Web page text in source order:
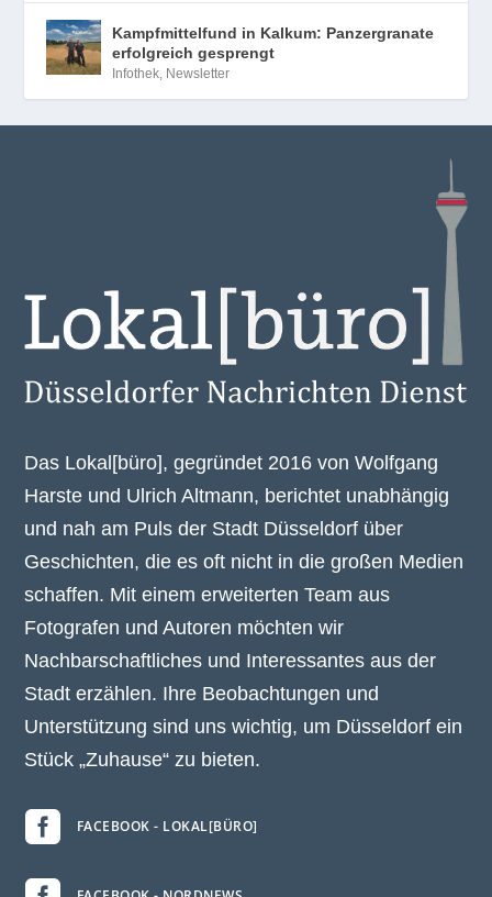
Kampfmittelfund in Kalkum: Panzergranate
erfolgreich gesprengt
Infothek, Newsletter
Das Lokal[büro], gegründet 2016 von Wolfgang
Harste und Ulrich Altmann, berichtet unabhängig
und nah am Puls der Stadt Düsseldorf über
Geschichten, die es oft nicht in die großen Medien
schaffen. Mit einem erweiterten Team aus
Fotografen und Autoren möchten wir
Nachbarschaftliches und Interessantes aus der
Stadt erzählen. Ihre Beobachtungen und
Unterstützung sind uns wichtig, um Düsseldorf ein
Stück „Zuhause“ zu bieten.
 FACEBOOK - LOKAL[BÜRO]